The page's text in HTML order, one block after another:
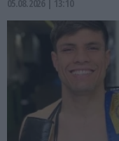
05.08.2026 | 13:10